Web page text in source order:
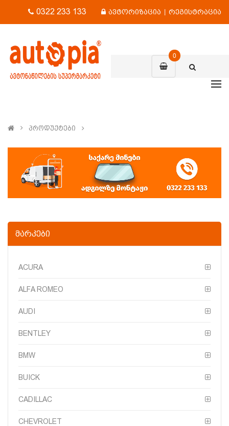
0322 233 133 ავტორიზაცია | რეგისტრაცია
0
Პროდუქტები
ᲛᲐᲠᲙᲔᲑᲘ
ACURA
ALFA ROMEO
AUDI
BENTLEY
BMW
BUICK
CADILLAC
CHEVROLET